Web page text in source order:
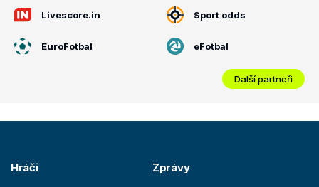
Livescore.in Sport odds
EuroFotbal eFotbal
Další partneři
Hráči Zprávy